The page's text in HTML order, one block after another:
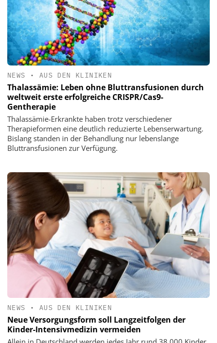
NEWS • AUS DEN KLINIKEN
Thalassämie: Leben ohne Bluttransfusionen durch
weltweit erste erfolgreiche CRISPR/Cas9-
Gentherapie
Thalassämie-Erkrankte haben trotz verschiedener
Therapieformen eine deutlich reduzierte Lebenserwartung.
Bislang standen in der Behandlung nur lebenslange
Bluttransfusionen zur Verfügung.
NEWS • AUS DEN KLINIKEN
Neue Versorgungsform soll Langzeitfolgen der
Kinder-Intensivmedizin vermeiden